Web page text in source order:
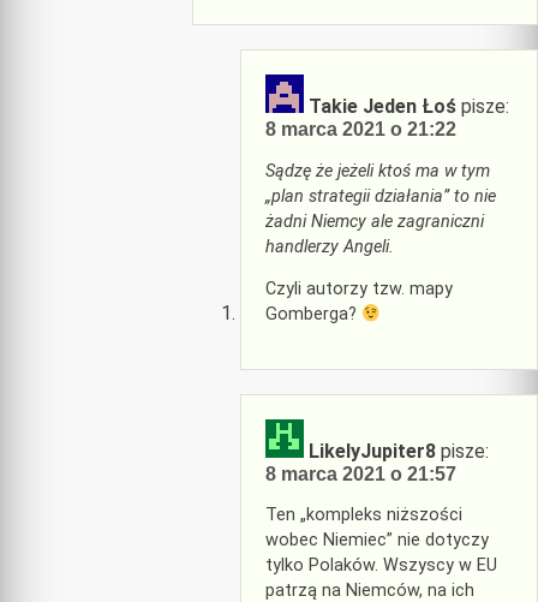
Takie Jeden Łoś pisze:
8 marca 2021 o 21:22
Sądzę że jeżeli ktoś ma w tym
„plan strategii działania” to nie
żadni Niemcy ale zagraniczni
handlerzy Angeli.
Czyli autorzy tzw. mapy
Gomberga?
LikelyJupiter8 pisze:
8 marca 2021 o 21:57
Ten „kompleks niższości
wobec Niemiec” nie dotyczy
tylko Polaków. Wszyscy w EU
patrzą na Niemców, na ich